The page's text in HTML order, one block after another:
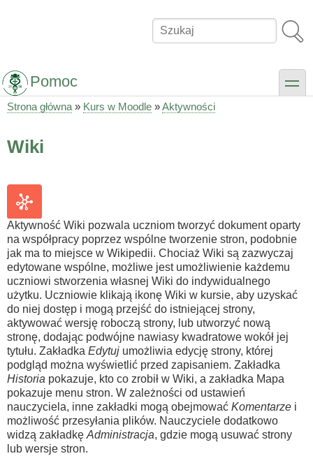
Szukaj
Pomoc toggle
nawigacyjna
Strona główna Kurs w Moodle Aktywności
Wiki
Aktywność Wiki pozwala uczniom tworzyć dokument oparty
na współpracy poprzez wspólne tworzenie stron, podobnie
jak ma to miejsce w Wikipedii. Chociaż Wiki są zazwyczaj
edytowane wspólne, możliwe jest umożliwienie każdemu
uczniowi stworzenia własnej Wiki do indywidualnego
użytku. Uczniowie klikają ikonę Wiki w kursie, aby uzyskać
do niej dostęp i mogą przejść do istniejącej strony,
aktywować wersję roboczą strony, lub utworzyć nową
stronę, dodając podwójne nawiasy kwadratowe wokół jej
tytułu. Zakładka Edytuj umożliwia edycję strony, której
podgląd można wyświetlić przed zapisaniem. Zakładka
Historia pokazuje, kto co zrobił w Wiki, a zakładka Mapa
pokazuje menu stron. W zależności od ustawień
nauczyciela, inne zakładki mogą obejmować Komentarze i
możliwość przesyłania plików. Nauczyciele dodatkowo
widzą zakładkę Administracja, gdzie mogą usuwać strony
lub wersje stron.